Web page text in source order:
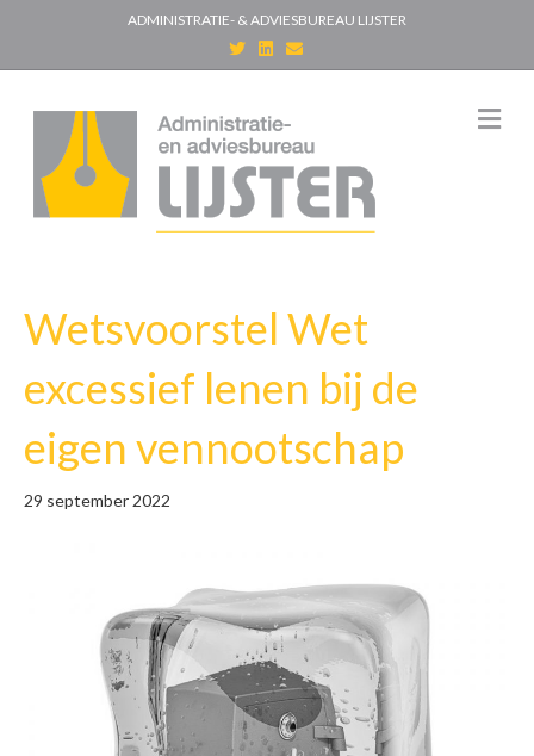
ADMINISTRATIE- & ADVIESBUREAU LIJSTER
T
w
i
e
r
n
d
i
n
E
m
a
M
e
Wetsvoorstel Wet
excessief lenen bij de
eigen vennootschap
29 september 2022